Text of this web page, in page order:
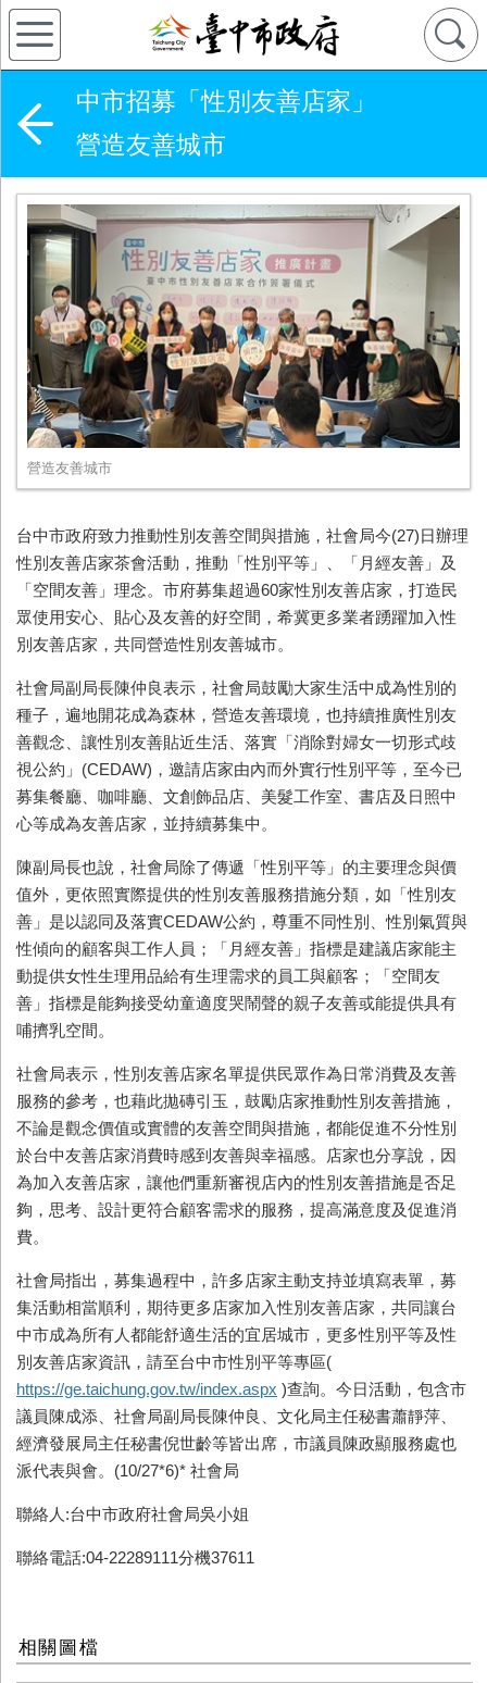
中市招募「性別友善店家」
營造友善城市
營造友善城市
台中市政府致力推動性別友善空間與措施，社會局今(27)日辦理
性別友善店家茶會活動，推動「性別平等」、「月經友善」及
「空間友善」理念。市府募集超過60家性別友善店家，打造民
眾使用安心、貼心及友善的好空間，希冀更多業者踴躍加入性
別友善店家，共同營造性別友善城市。
社會局副局長陳仲良表示，社會局鼓勵大家生活中成為性別的
種子，遍地開花成為森林，營造友善環境，也持續推廣性別友
善觀念、讓性別友善貼近生活、落實「消除對婦女一切形式歧
視公約」 (CEDAW) ，邀請店家由內而外實行性別平等，至今已
募集餐廳、咖啡廳、文創飾品店、美髮工作室、書店及日照中
心等成為友善店家，並持續募集中。
陳副局長也說，社會局除了傳遞「性別平等」的主要理念與價
值外，更依照實際提供的性別友善服務措施分類，如「性別友
善」是以認同及落實CEDAW公約，尊重不同性別、性別氣質與
性傾向的顧客與工作人員；「月經友善」指標是建議店家能主
動提供女性生理用品給有生理需求的員工與顧客；「空間友
善」指標是能夠接受幼童適度哭鬧聲的親子友善或能提供具有
哺擠乳空間。
社會局表示，性別友善店家名單提供民眾作為日常消費及友善
服務的參考，也藉此拋磚引玉，鼓勵店家推動性別友善措施，
不論是觀念價值或實體的友善空間與措施，都能促進不分性別
於台中友善店家消費時感到友善與幸福感。店家也分享說，因
為加入友善店家，讓他們重新審視店內的性別友善措施是否足
夠，思考、設計更符合顧客需求的服務，提高滿意度及促進消
費。
社會局指出，募集過程中，許多店家主動支持並填寫表單，募
集活動相當順利，期待更多店家加入性別友善店家，共同讓台
中市成為所有人都能舒適生活的宜居城市，更多性別平等及性
別友善店家資訊，請至台中市性別平等專區(
https://ge.taichung.gov.tw/index.aspx )查詢。今日活動，包含市
議員陳成添、社會局副局長陳仲良、文化局主任秘書蕭靜萍、
經濟發展局主任秘書倪世齡等皆出席，市議員陳政顯服務處也
派代表與會。 (10/27*6)* 社會局
聯絡人:台中市政府社會局吳小姐
聯絡電話:04-22289111分機37611
相關圖檔